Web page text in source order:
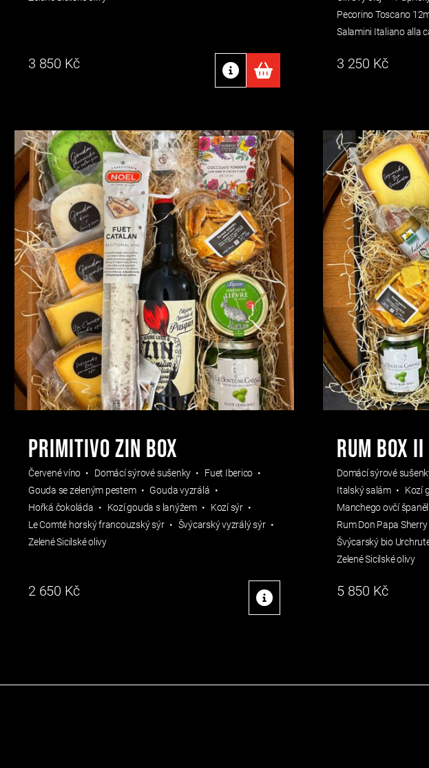
3 850 Kč
Pecorino Toscano
Salamini Italiano alla
3 250 Kč
PRIMITIVO ZIN BOX
Červené víno Domácí sýrové sušenky
Fuet Iberico
Gouda se zeleným pestem
Gouda vyzrálá
Hořká čokoláda
Kozí gouda s lanýžem
Kozí sýr
Le Comté horský francouzský sýr
Švýcarský vyzrálý sýr
Zelené Sicilské olivy
2 650 Kč
RUM BOX II
Domácí sýrové
Italský salám
Kozí
Manchego ovčí
Rum Don Papa
Švýcarský bio
Zelené Sicilské olivy
5 850 Kč